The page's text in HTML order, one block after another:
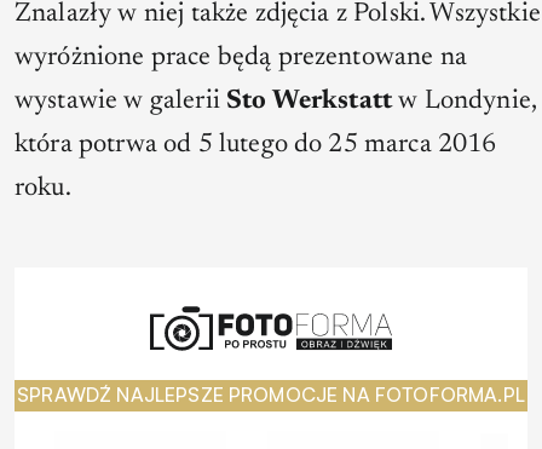
Znalazły w niej także zdjęcia z Polski. Wszystkie
wyróżnione prace będą prezentowane na
wystawie w galerii Sto Werkstattw Londynie,
która potrwa od 5 lutego do 25 marca 2016
roku.
SPRAWDŹ NAJLEPSZE PROMOCJE NA FOTOFORMA.PL